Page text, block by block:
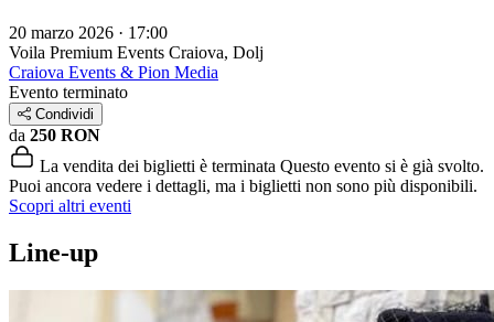
20 marzo 2026 · 17:00
Voila Premium Events Craiova, Dolj
Craiova Events & Pion Media
Evento terminato
Condividi
da 250 RON
La vendita dei biglietti è terminata Questo evento si è già svolto.
Puoi ancora vedere i dettagli, ma i biglietti non sono più disponibili.
Scopri altri eventi
Line-up